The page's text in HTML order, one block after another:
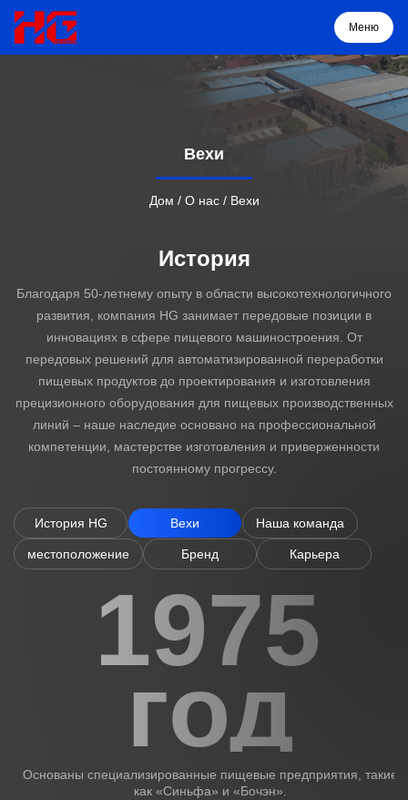
Меню
Дом
О нас
Решение
Проекты
Аналитика
Контакты
Вехи
Дом / О нас/ Вехи
История
Благодаря 50-летнему опыту в области высокотехнологичного
развития, компания HG занимает передовые позиции в
инновациях в сфере пищевого машиностроения. От
передовых решений для автоматизированной переработки
пищевых продуктов до проектирования и изготовления
прецизионного оборудования для пищевых производственных
линий – наше наследие основано на профессиональной
компетенции, мастерстве изготовления и приверженности
постоянному прогрессу.
История HG Вехи Наша команда
местоположение Бренд Карьера
1975
год
Основаны специализированные пищевые предприятия, такие
как «Синьфа» и «Бочэн».